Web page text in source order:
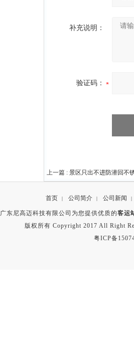
补充说明：
验证码：
上一篇 : 景区只出不进防潜回不
首页 | 公司简介 | 公司新闻 |
广东尼高迈科技有限公司为您提供优质的客运
版权所有 Copyright 2017 All Right
粤ICP备